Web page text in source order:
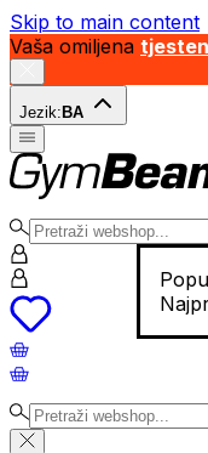
Skip to main content
Vaša omiljena
Jezik: BA